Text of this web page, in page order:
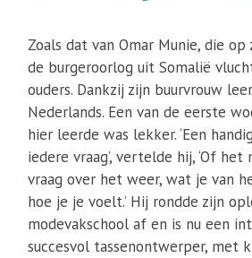
Zoals dat van Omar Munie, die
de burgeroorlog uit Somalië
ouders. Dankzij zijn buurvrouw
Nederlands. Een van de eerste
hier leerde was lekker. ‘Een
iedere vraag’, vertelde hij, ‘Of het
vraag over het weer, wat je van
hoe je je voelt.’ Hij rondde zijn
modevakschool af en is nu een
succesvol tassenontwerper, met